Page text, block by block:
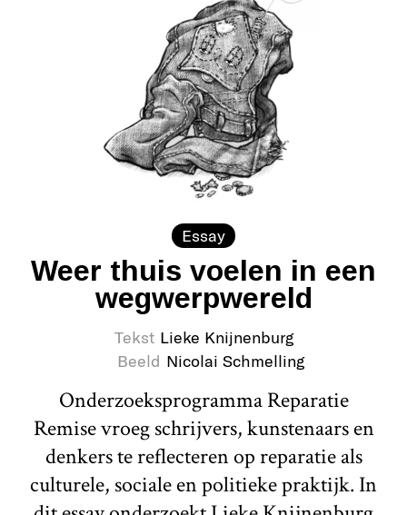
Essay
Weer thuis voelen in een
wegwerpwereld
Tekst Lieke Knijnenburg
Beeld Nicolai Schmelling
Onderzoeksprogramma Reparatie
Remise vroeg schrijvers, kunstenaars en
denkers te reflecteren op reparatie als
culturele, sociale en politieke praktijk. In